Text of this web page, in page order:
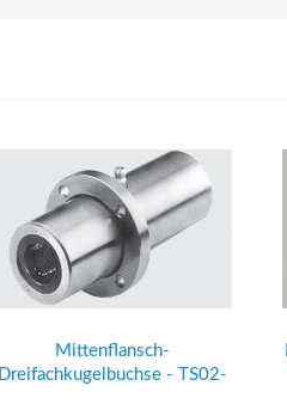
Mittenflansch-
Dreifachkugelbuchse - TS02-